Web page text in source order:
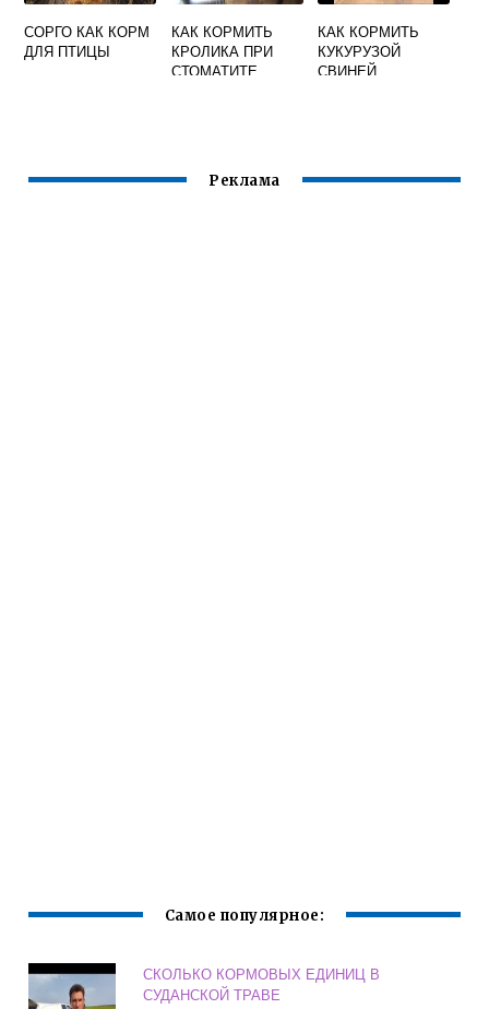
СОРГО КАК КОРМ
ДЛЯ ПТИЦЫ
КАК КОРМИТЬ
КРОЛИКА ПРИ
СТОМАТИТЕ
КАК КОРМИТЬ
КУКУРУЗОЙ
СВИНЕЙ
Реклама
Самое популярное:
СКОЛЬКО КОРМОВЫХ ЕДИНИЦ В
СУДАНСКОЙ ТРАВЕ